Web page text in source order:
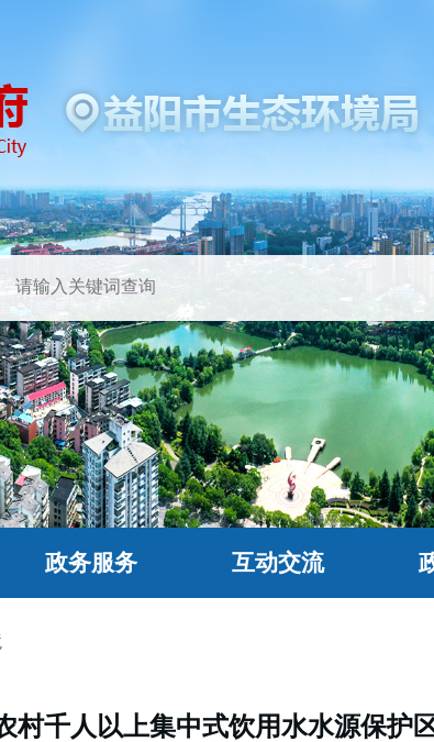
政务服务 互动交流
村千人以上集中式饮用水水源保护